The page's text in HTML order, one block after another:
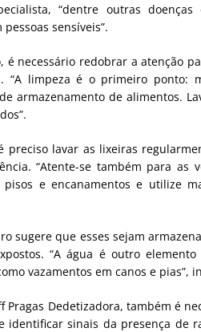
“dentre outras
sensíveis”.
é necessário redobrar a atenção
“A limpeza é o primeiro ponto:
armazenamento de alimentos.
preciso lavar as lixeiras
“Atente-se também para as
e encanamentos e utilize
sugere que esses sejam
“A água é outro
vazamentos em canos e pias”,
Pragas Dedetizadora, também é
identificar sinais da presença de